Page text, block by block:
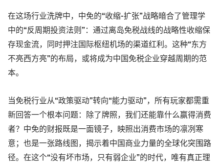
在这场行业洗牌中，中免的“收缩-扩张”战略暗合了管理学
中的“反周期投资法则”：通过离岛免税战线的战略性收缩保
存现金流，同时押注国际枢纽机场的渠道红利。这种“东方
不亮西方亮”的布局，或将成为中国免税企业穿越周期的范
本。
当免税行业从“政策驱动”转向“能力驱动”，所有玩家都需重
新回答一个根本问题：除了牌照，我们还能靠什么赢得消费
者？中免的财报既是一面镜子，映照出消费市场的凛冽寒
意；也是一张路线图，揭示着中国商业力量的全球化突围路
径。在这个“没有坏市场，只有弱企业”的时代，唯有真正理